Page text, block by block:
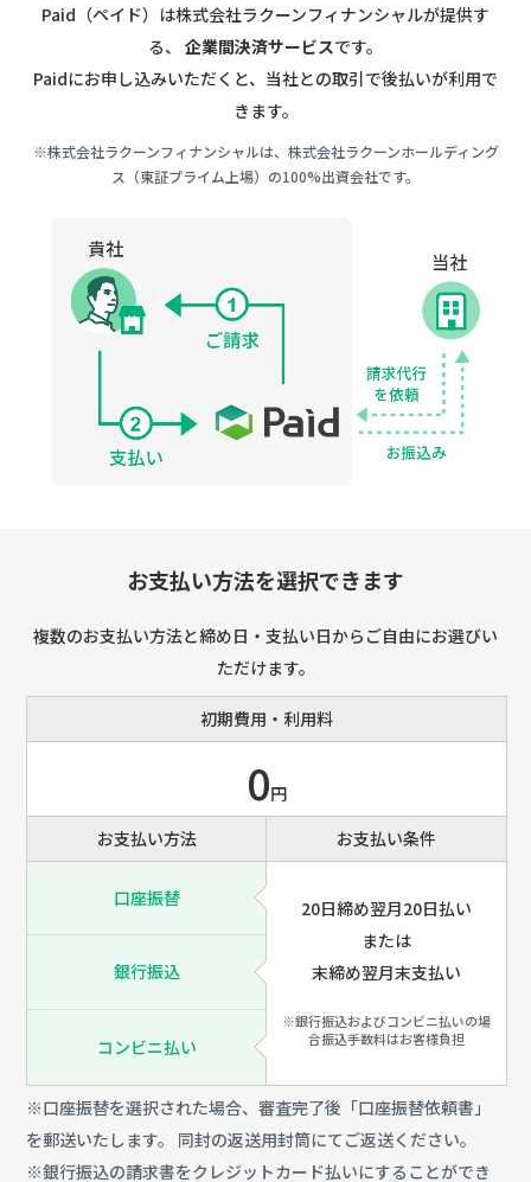
Paid（ペイド）は株式会社ラクーンフィナンシャルが提供す
る、 企業間決済サービスです。
Paidにお申し込みいただくと、当社との取引で後払いが利用で
きます。
※株式会社ラクーンフィナンシャルは、株式会社ラクーンホールディング
ス（東証プライム上場）の100%出資会社です。
お支払い方法を選択できます
複数のお支払い方法と締め日・支払い日からご自由にお選びい
ただけます。
初期費用・利用料
お支払い方法 お支払い条件
0円
口座振替
銀行振込
コンビニ払い
20日締め翌月20日払い
または
末締め翌月末支払い
※銀行振込およびコンビニ払いの場
合振込手数料はお客様負担
※口座振替を選択された場合、審査完了後「口座振替依頼書」
を郵送いたします。 同封の返送用封筒にてご返送ください。
※銀行振込の請求書をクレジットカード払いにすることができ